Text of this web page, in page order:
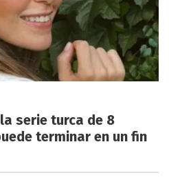
serie turca de 8
terminar en un fin